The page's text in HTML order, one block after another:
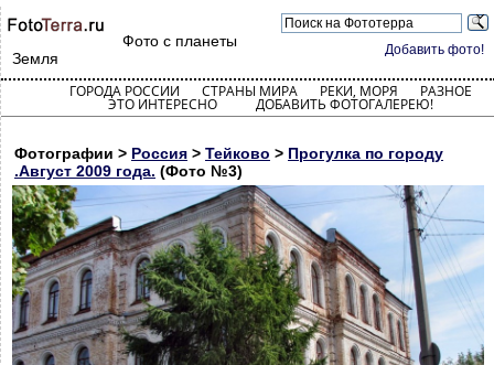
Добавить фото!
Фото с планеты
Земля
ГОРОДА РОССИИ СТРАНЫ МИРА РЕКИ, МОРЯ РАЗНОЕ
ЭТО ИНТЕРЕСНО ДОБАВИТЬ ФОТОГАЛЕРЕЮ!
Фотографии > Россия > Тейково > Прогулка по городу
.Август 2009 года. (Фото №3)